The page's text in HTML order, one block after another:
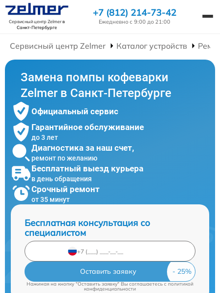
Сервисный центр Zelmerв
Санкт-Петербурге
+7 (812) 214-73-42
Ежедневно с 9:00 до 21:00
Сервисный центр Zelmer Каталог устройств
Замена помпы кофеварки
Zelmer в Санкт-Петербурге
Официальный сервис
Гарантийное обслуживание
до 3 лет
Диагностика за наш счет,
ремонт по желанию
Бесплатный выезд курьера
в день обращения
Срочный ремонт
от 35 минут
Бесплатная консультация со
специалистом
Оставить заявку
Нажимая на кнопку "Оставить заявку" Вы соглашаетесь c политикой
конфиденциальности